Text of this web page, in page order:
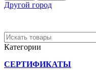
Другой город
Категории
СЕРТИФИКАТЫ